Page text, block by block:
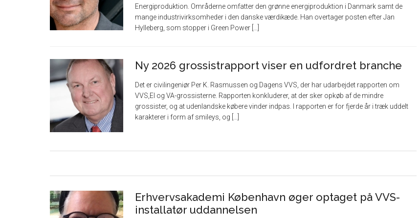
Energiproduktion. Områderne omfatter den grønne energiproduktion i Danmark samt de
mange industrivirksomheder i den danske værdikæde. Han overtager posten efter Jan
Hylleberg, som stopper i Green Power [...]
Ny 2026 grossistrapport viser en udfordret branche
Det er civilingeniør Per K. Rasmussen og Dagens VVS, der har udarbejdet rapporten om
VVS,El og VA-grossisterne. Rapporten konkluderer, at der sker opkøb af de mindre
grossister, og at udenlandske købere vinder indpas. I rapporten er for fjerde år i træk uddelt
karakterer i form af smileys, og [...]
Erhvervsakademi København øger optaget på VVS-
installatør uddannelsen